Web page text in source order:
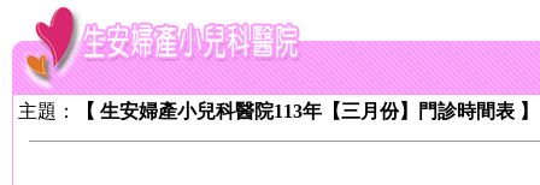
主題： 【 生安婦產小兒科醫院113年【三月份】門診時間表 】